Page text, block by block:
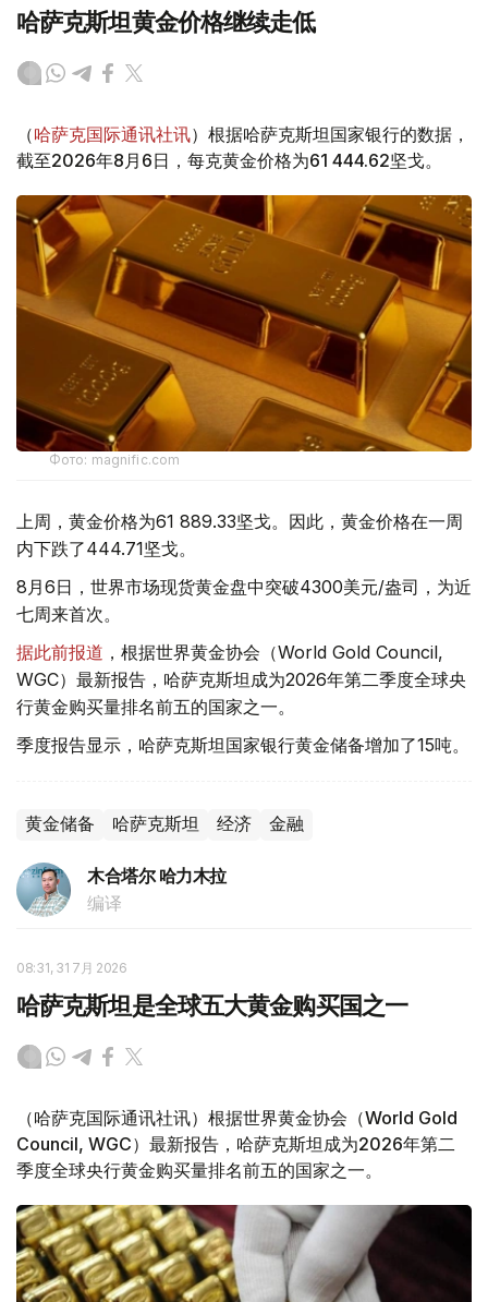
哈萨克斯坦黄金价格继续走低
（哈萨克国际通讯社讯）根据哈萨克斯坦国家银行的数据，
截至2026年8月6日，每克黄金价格为61 444.62坚戈。
Фото: magnific.com
上周，黄金价格为61 889.33坚戈。因此，黄金价格在一周
内下跌了444.71坚戈。
8月6日，世界市场现货黄金盘中突破4300美元/盎司，为近
七周来首次。
据此前报道 ，根据世界黄金协会（World Gold Council,
WGC）最新报告，哈萨克斯坦成为2026年第二季度全球央
行黄金购买量排名前五的国家之一。
季度报告显示，哈萨克斯坦国家银行黄金储备增加了15吨。
黄金储备 哈萨克斯坦 经济 金融
木合塔尔 哈力木拉
编译
08:31, 31 7月 2026
哈萨克斯坦是全球五大黄金购买国之一
（哈萨克国际通讯社讯）根据世界黄金协会（World Gold
Council, WGC）最新报告，哈萨克斯坦成为2026年第二
季度全球央行黄金购买量排名前五的国家之一。